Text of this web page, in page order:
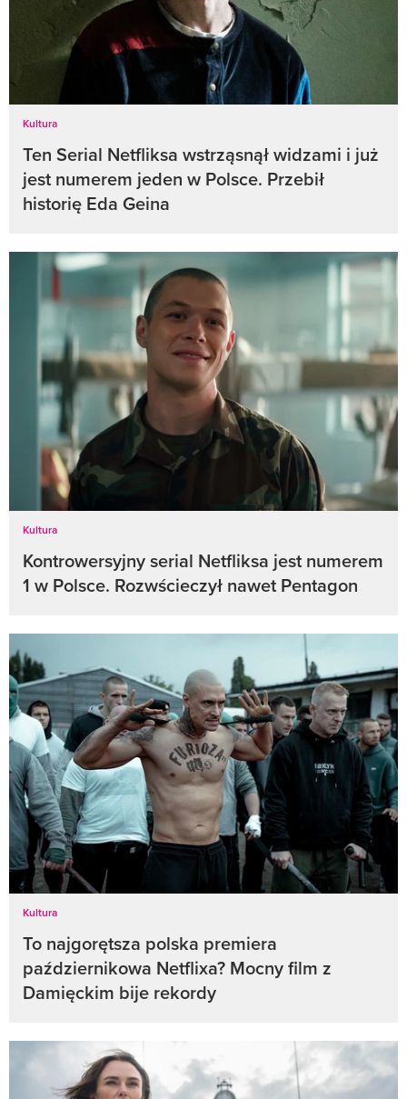
Kultura
Ten Serial Netfliksa wstrząsnął widzami i już
jest numerem jeden w Polsce. Przebił
historię Eda Geina
Kultura
Kontrowersyjny serial Netfliksa jest numerem
1 w Polsce. Rozwścieczył nawet Pentagon
Kultura
To najgorętsza polska premiera
październikowa Netflixa? Mocny film z
Damięckim bije rekordy